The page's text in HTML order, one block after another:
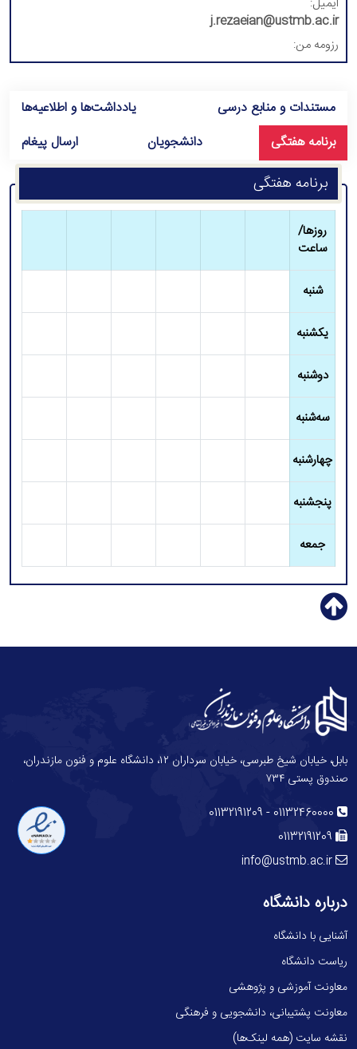
j.rezaeian@ustmb.ac.ir
رزومه من:
مستندات و منابع درسی
یادداشت‌ها و اطلاعیه‌ها
برنامه هفتگی
دانشجویان ارسال پیغام
برنامه هفتگی
روزها/
ساعت
شنبه
یکشنبه
دوشنبه
سه‌شنبه
چهارشنبه
پنجشنبه
جمعه
بابل، خیابان شیخ طبرسی، خیابان سرداران ۱۲، دانشگاه علوم و فنون مازندران،
صندوق پستی ۷۳۴
01132460000
-
01132191209
01132191209
info@ustmb.ac.ir
درباره دانشگاه
آشنایی با دانشگاه
ریاست دانشگاه
معاونت آموزشی و پژوهشی
معاونت پشتیبانی، دانشجویی و فرهنگی
نقشه سایت (همه لینک‌ها)